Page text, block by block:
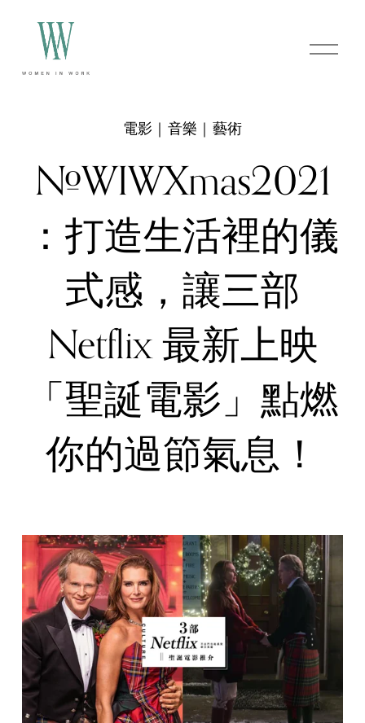
O
p
#WIWXmas2021
：打造生活裡的儀
式感，讓三部
Netflix 最新上映
「聖誕電影」點燃
你的過節氣息！
電影｜音樂｜藝術